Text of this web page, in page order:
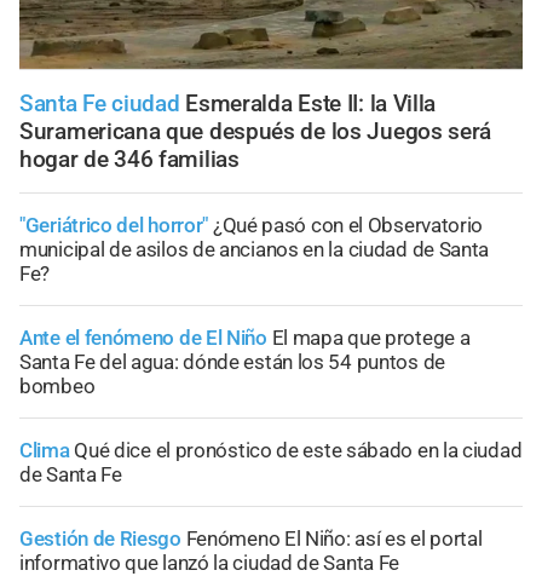
Santa Fe ciudad Esmeralda Este II: la Villa
Suramericana que después de los Juegos será
hogar de 346 familias
"Geriátrico del horror" ¿Qué pasó con el Observatorio
municipal de asilos de ancianos en la ciudad de Santa
Fe?
Ante el fenómeno de El Niño El mapa que protege a
Santa Fe del agua: dónde están los 54 puntos de
bombeo
Clima Qué dice el pronóstico de este sábado en la ciudad
de Santa Fe
Gestión de Riesgo Fenómeno El Niño: así es el portal
informativo que lanzó la ciudad de Santa Fe